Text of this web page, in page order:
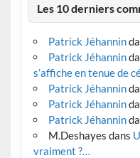
Les 10 derniers
Patrick Jéhannin
Patrick Jéhannin
s’affiche en tenue de
Patrick Jéhannin
Patrick Jéhannin
Patrick Jéhannin
M.Deshayes dans
vraiment ?…